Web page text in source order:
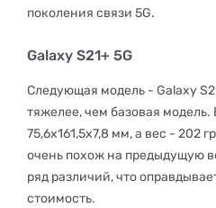
поколения связи 5G.
Galaxy S21+ 5G
Следующая модель - Galaxy
тяжелее, чем базовая
75,6x161,5x7,8 мм, а вес - 202
очень похож на предыдущую
ряд различий, что
стоимость.